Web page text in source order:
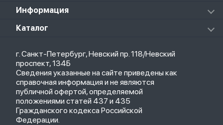
Xiaomi Redmi Pad
Роботы-пылесосы
Стилусы
Товары для детей
Саундбары
Мониторы
ТВ-приставки
Аксессуары к пылесосам и швабрам
Чехлы
Рюкзаки
Кабели
Зарядные устройства
Информация
О магазине
Политика конфиденциальности
Оплата и доставка
Партнерская программа
Гарантия
Обмен и возврат
Бонусы
Trade-in
Каталог
Новые поступления
Популярное
Акции
г. Санкт-Петербург, Невский пр. 118/Невский
проспект, 134Б
Сведения указанные на сайте приведены как
справочная информация и не являются
публичной офертой, определяемой
положениями статей 437 и 435
Гражданского кодекса Российской
Федерации.